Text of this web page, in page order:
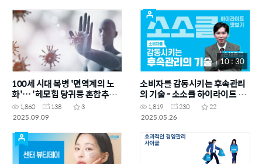
100세 시대 복병 '면역계의 노
화'… '헤모힘 당귀등 혼합추출
물'로 미리 관리하세요
1,860 138
3
2025.09.09
10 : 30
소비자를 감동시키는 후속관리
의 기술 - 소소클 하이라이트 맛
보기1,819 230
22
2025.05.26